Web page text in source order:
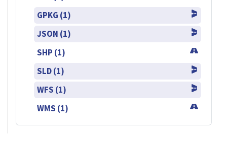
GPKG (1)
JSON (1)
SHP (1)
SLD (1)
WFS (1)
WMS (1)